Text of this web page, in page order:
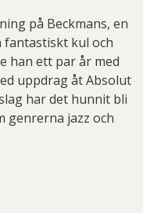
på Beckmans, en
fantastiskt kul och
han ett par år med
uppdrag åt Absolut
har det hunnit bli
genrerna jazz och